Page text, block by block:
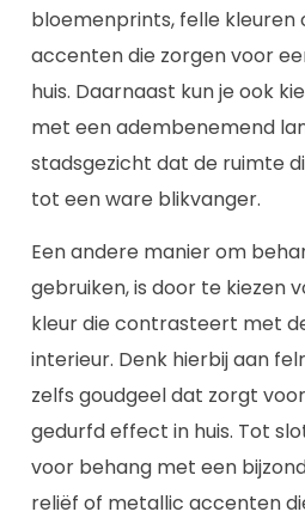
bloemenprints, felle kleuren
accenten die zorgen voor
huis. Daarnaast kun je ook
met een adembenemend
stadsgezicht dat de ruimte
tot een ware blikvanger.
Een andere manier om
gebruiken, is door te kiezen
kleur die contrasteert met
interieur. Denk hierbij aan
zelfs goudgeel dat zorgt
gedurfd effect in huis. Tot
voor behang met een
reliëf of metallic accenten